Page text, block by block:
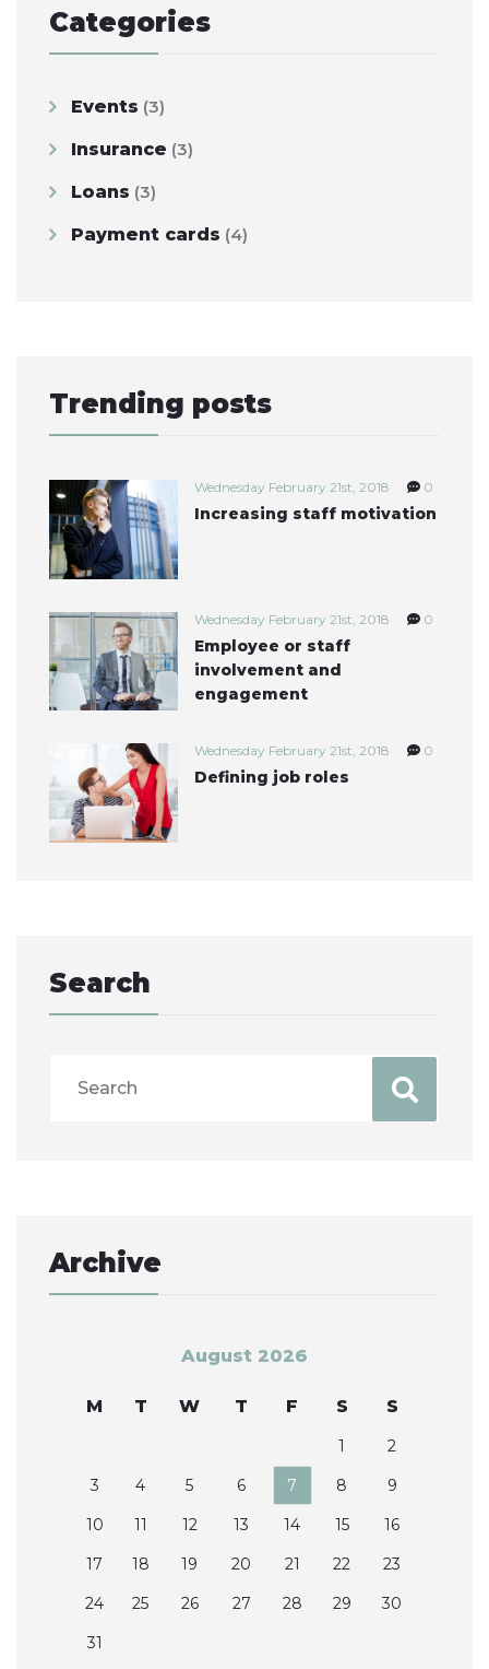
Categories
Events (3)
Insurance (3)
Loans (3)
Payment cards (4)
Trending posts
Wednesday February 21st, 2018 0
Increasing staff motivation
Wednesday February 21st, 2018 0
Employee or staff
involvement and
engagement
Wednesday February 21st, 2018 0
Defining job roles
Search
Archive
August 2026
M T W T F S S
1
2
3
4 5 6 7 8
9
10
11 12 13 14 15
16
17
18 19 20 21 22
23
24
25 26 27 28 29
30
31